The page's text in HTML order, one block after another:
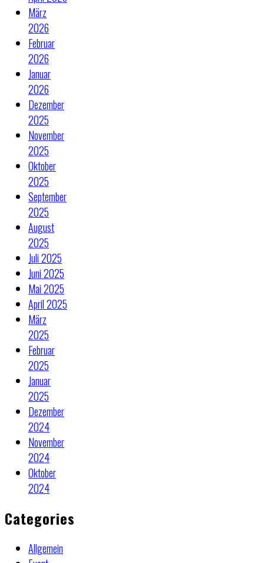
März
2026
Februar
2026
Januar
2026
Dezember
2025
November
2025
Oktober
2025
September
2025
August
2025
Juli 2025
Juni 2025
Mai 2025
April 2025
März
2025
Februar
2025
Januar
2025
Dezember
2024
November
2024
Oktober
2024
Categories
Allgemein